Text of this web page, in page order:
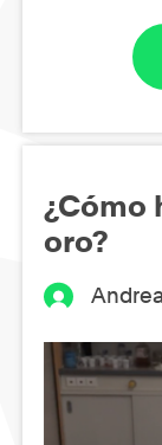
¿Cómo
oro?